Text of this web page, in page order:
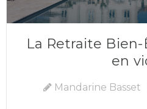
La Retraite
en
Mandarine Basset